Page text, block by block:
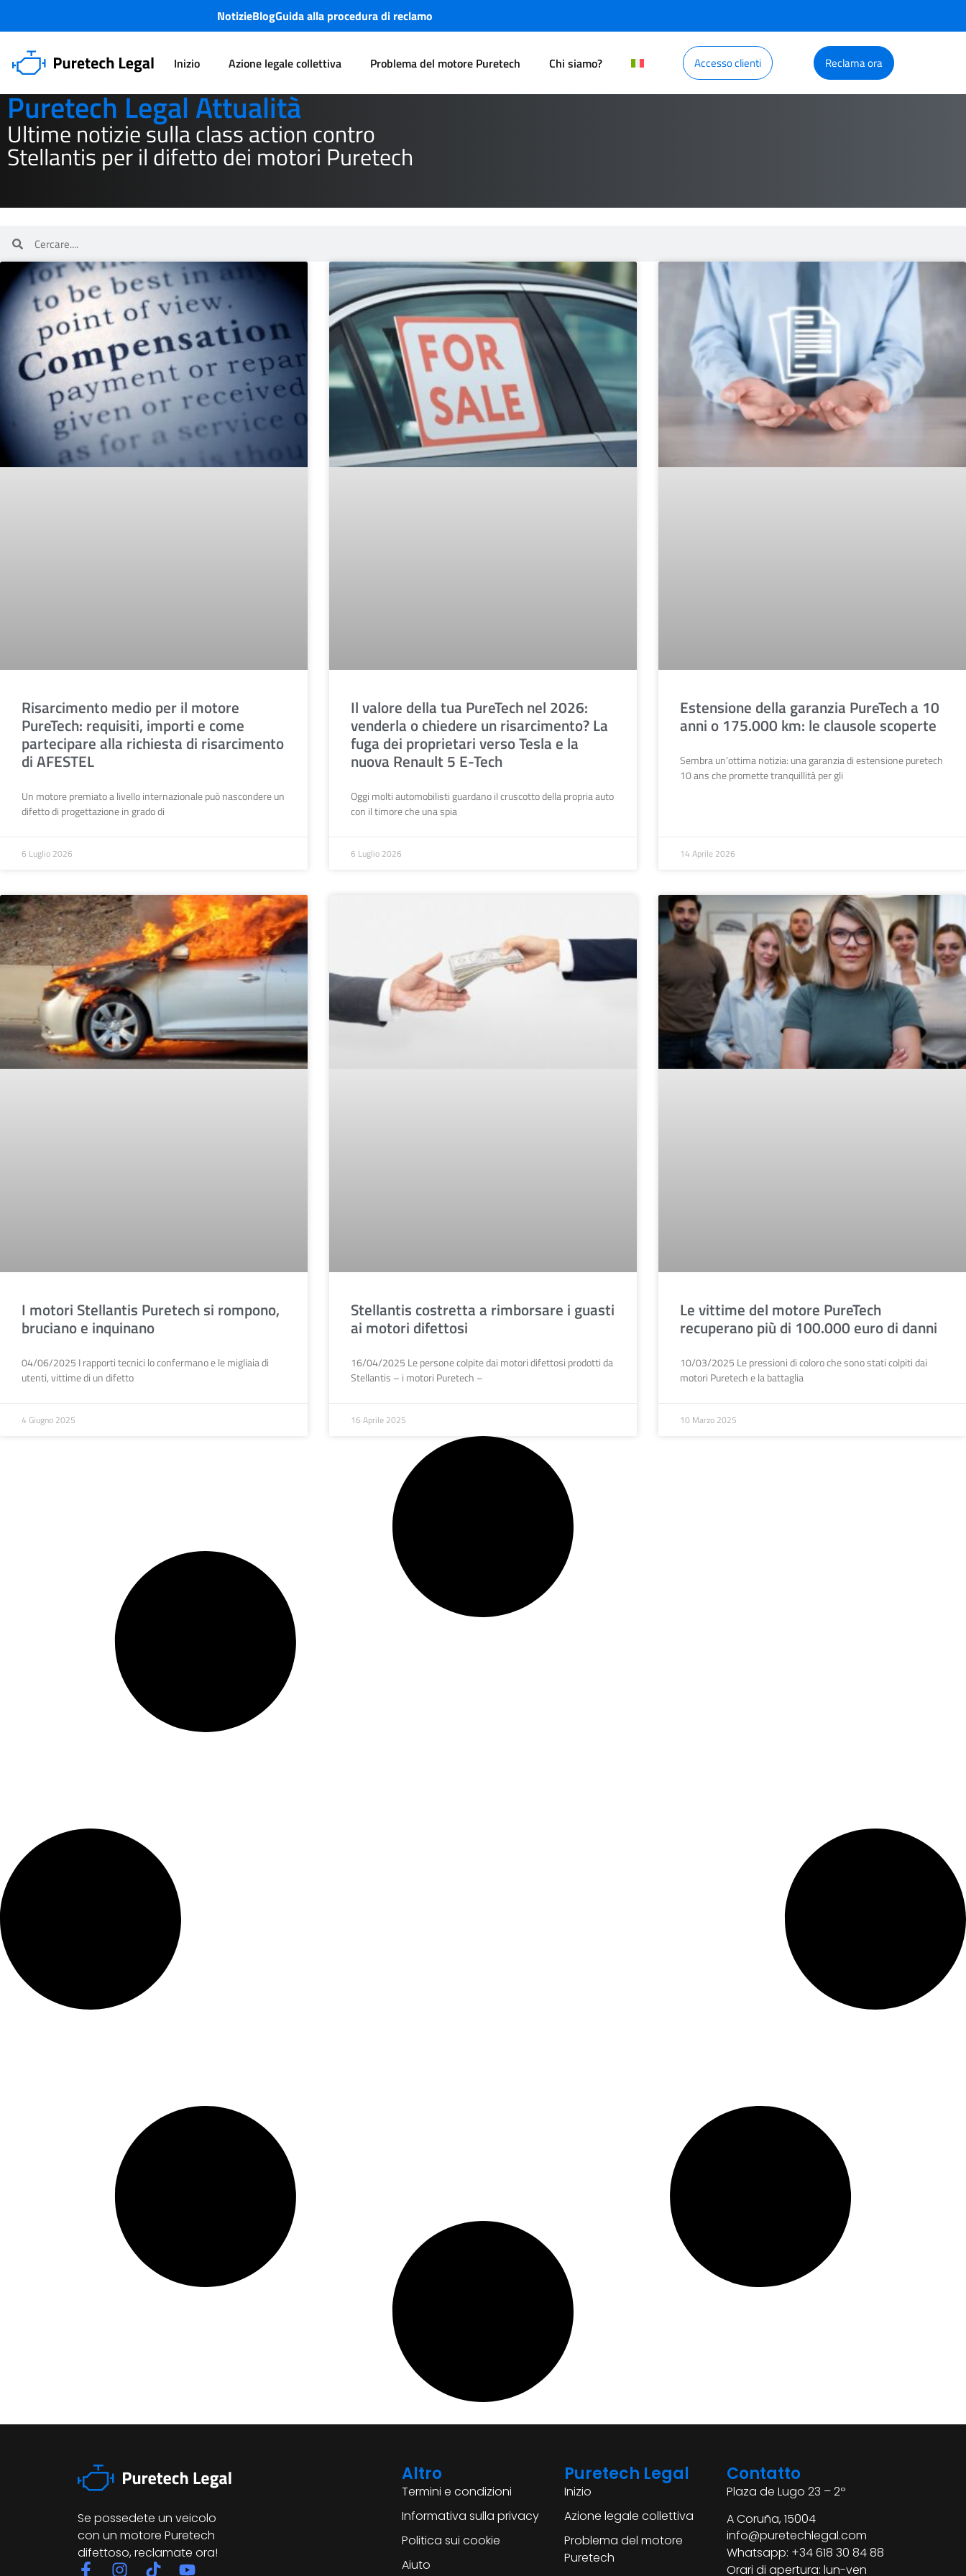
NotizieBlogGuida alla procedura di reclamo
Inizio Azione legale collettiva Problema del motore Puretech Chi siamo? Reclama ora
Accesso clienti
Puretech Legal Attualità
Ultime notizie sulla class action contro
Stellantis per il difetto dei motori Puretech
Risarcimento medio per il motore
PureTech: requisiti, importi e come
partecipare alla richiesta di risarcimento
di AFESTEL
Un motore premiato a livello internazionale può nascondere un
difetto di progettazione in grado di
6 Luglio 2026
Il valore della tua PureTech nel 2026:
venderla o chiedere un risarcimento? La
fuga dei proprietari verso Tesla e la
nuova Renault 5 E-Tech
Oggi molti automobilisti guardano il cruscotto della propria auto
con il timore che una spia
6 Luglio 2026
Estensione della garanzia PureTech a 10
anni o 175.000 km: le clausole scoperte
Sembra un’ottima notizia: una garanzia di estensione puretech
10 ans che promette tranquillità per gli
14 Aprile 2026
I motori Stellantis Puretech si rompono,
bruciano e inquinano
04/06/2025 I rapporti tecnici lo confermano e le migliaia di
utenti, vittime di un difetto
4 Giugno 2025
Stellantis costretta a rimborsare i guasti
ai motori difettosi
16/04/2025 Le persone colpite dai motori difettosi prodotti da
Stellantis – i motori Puretech –
16 Aprile 2025
Le vittime del motore PureTech
recuperano più di 100.000 euro di danni
10/03/2025 Le pressioni di coloro che sono stati colpiti dai
motori Puretech e la battaglia
10 Marzo 2025
Se possedete un veicolo
con un motore Puretech
difettoso, reclamate ora!
Altro
Termini e condizioni
Informativa sulla privacy
Politica sui cookie
Aiuto
Puretech Legal
Inizio
Azione legale collettiva
Problema del motore
Puretech
Contatto
Plaza de Lugo 23 – 2º
A Coruña, 15004
info@puretechlegal.com
Whatsapp: +34 618 30 84 88
Orari di apertura: lun-ven